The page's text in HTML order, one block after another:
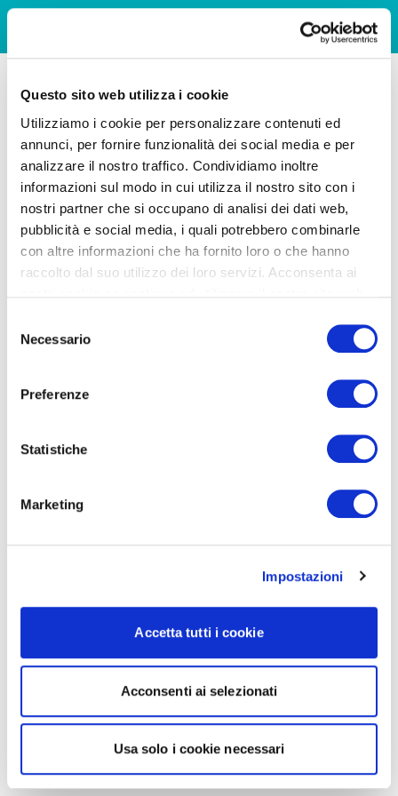
Questo sito web utilizza i cookie
Utilizziamo i cookie per personalizzare contenuti ed
annunci, per fornire funzionalità dei social media e per
analizzare il nostro traffico. Condividiamo inoltre
informazioni sul modo in cui utilizza il nostro sito con i
nostri partner che si occupano di analisi dei dati web,
pubblicità e social media, i quali potrebbero combinarle
con altre informazioni che ha fornito loro o che hanno
raccolto dal suo utilizzo dei loro servizi. Acconsenta ai
delNecessario
Preferenze
Statistiche
Marketing
Impostazioni
Accetta tutti i cookie
Acconsenti ai selezionati
Usa solo i cookie necessari